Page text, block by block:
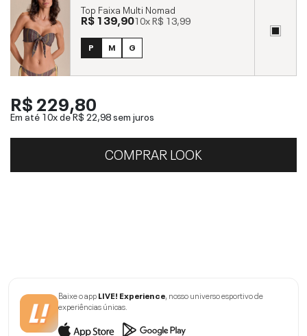
Top Faixa Multi Nomad
R$ 139,9010xR$ 13,99
P M G
R$ 229,80
Em até 10x deR$ 22,98sem juros
COMPRAR LOOK
Baixe o appLIVE! Experience , nosso universo esportivo de
experiências únicas.